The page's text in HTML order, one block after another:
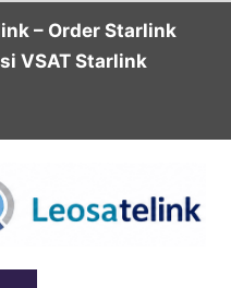
– Order Starlink
VSAT Starlink